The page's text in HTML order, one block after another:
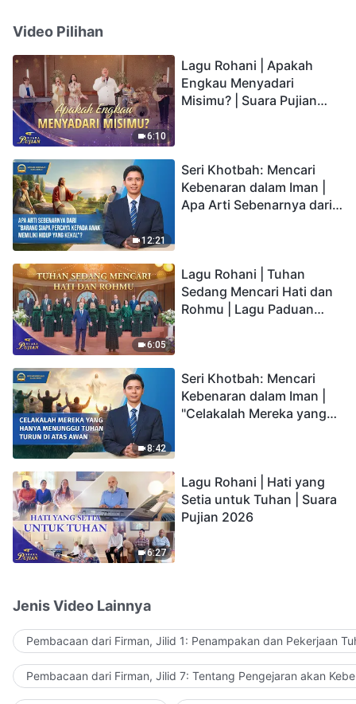
Video Pilihan
6:10
Lagu Rohani | Apakah
Engkau Menyadari
Misimu? | Suara Pujian
12:21
Seri Khotbah: Mencari
Kebenaran dalam Iman |
Apa Arti Sebenarnya dari
6:05
Lagu Rohani | Tuhan
Sedang Mencari Hati dan
Rohmu | Lagu Paduan
8:42
Seri Khotbah: Mencari
Kebenaran dalam Iman |
"Celakalah Mereka yang
6:27
Lagu Rohani | Hati yang
Setia untuk Tuhan | Suara
Pujian 2026
Jenis Video Lainnya
Pembacaan dari Firman, Jilid 1: Penampakan dan Pekerjaan
Pembacaan dari Firman, Jilid 7: Tentang Pengejaran akan